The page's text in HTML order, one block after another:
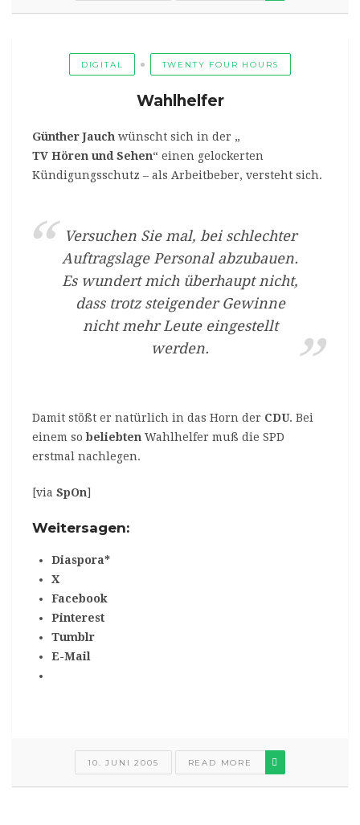
DIGITAL TWENTY FOUR HOURS
Wahlhelfer
Günther Jauch wünscht sich in der „
TV Hören und Sehen“ einen gelockerten
Kündigungsschutz – als Arbeitbeber, versteht sich.
Versuchen Sie mal, bei schlechter
Auftragslage Personal abzubauen.
Es wundert mich überhaupt nicht,
dass trotz steigender Gewinne
nicht mehr Leute eingestellt
werden.
Damit stößt er natürlich in das Horn der CDU. Bei
einem sobeliebten Wahlhelfer muß die SPD
erstmal nachlegen.
[via SpOn]
Weitersagen:
Diaspora*
X
Facebook
Pinterest
Tumblr
E-Mail
10. JUNI 2005 READ MORE